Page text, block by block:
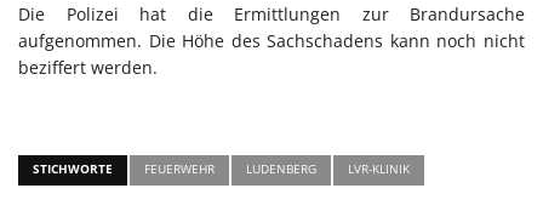
Die Polizei hat die Ermittlungen zur Brandursache
aufgenommen. Die Höhe des Sachschadens kann noch nicht
beziffert werden.
STICHWORTE FEUERWEHR LUDENBERG LVR-KLINIK